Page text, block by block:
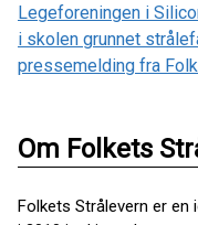
Legeforeningen i
i skolen grunnet
pressemelding fra
Om Folkets
Folkets Strålevern er